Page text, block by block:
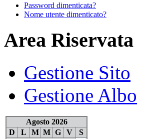
Password dimenticata?
Nome utente dimenticato?
Area Riservata
Gestione Sito
Gestione Albo
Agosto 2026
D
L M M G V
S